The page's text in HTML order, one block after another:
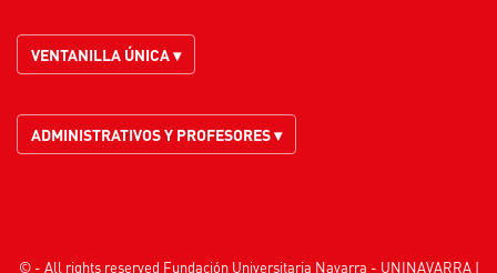
VENTANILLA ÚNICA ▾
ADMINISTRATIVOS Y PROFESORES ▾
© - All rights reserved Fundación Universitaria Navarra - UNINAVARRA |